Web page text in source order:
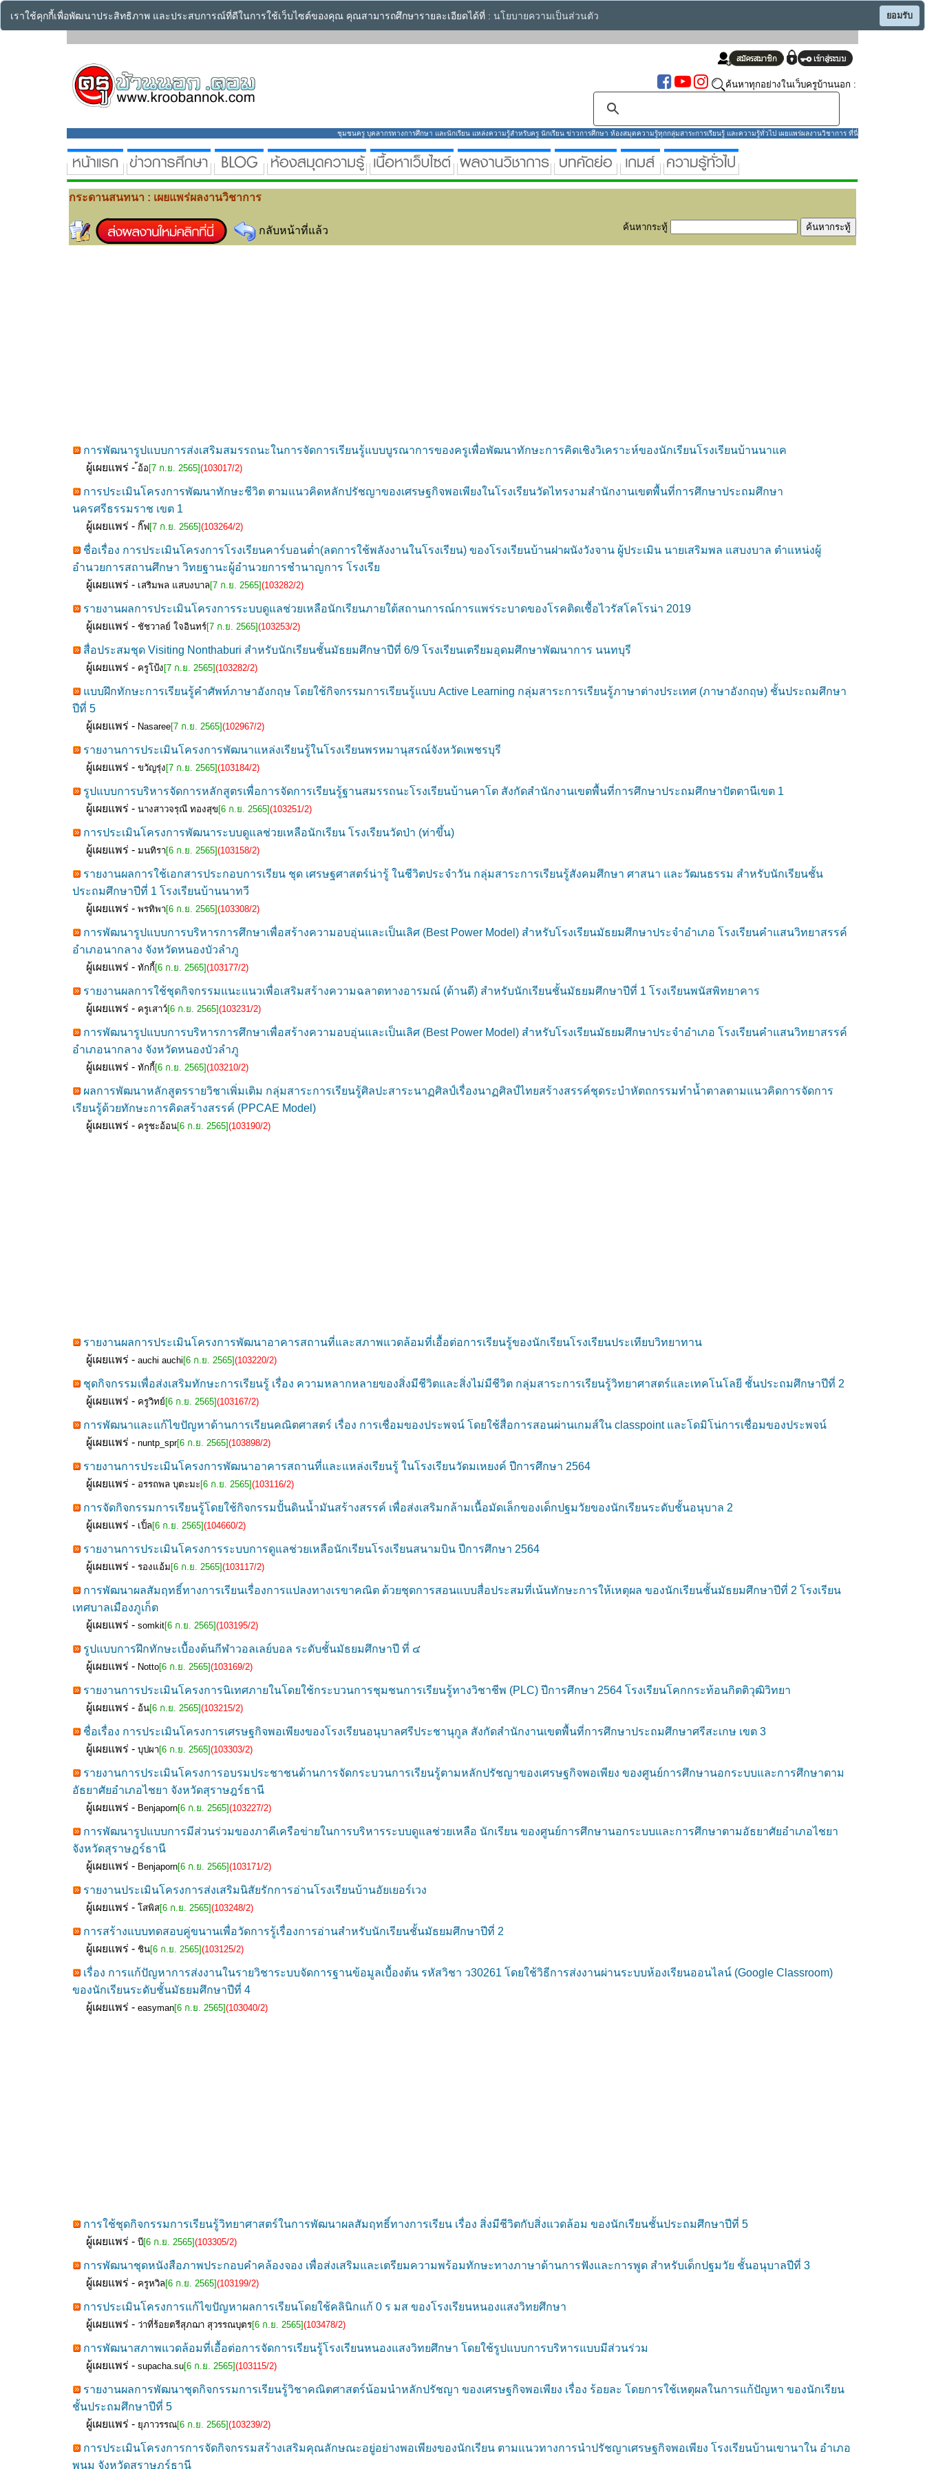
เราใช้คุกกี้เพื่อพัฒนาประสิทธิภาพ และประสบการณ์ที่ดีในการใช้เว็บไซต์ของคุณ คุณสามารถศึกษารายละเอียดได้ที่ : นโยบายความเป็นส่วนตัว ยอมรับ
ค้นหาทุกอย่างในเว็บครูบ้านนอก :
ชุมชนครู บุคลากรทางการศึกษา และนักเรียน แหล่งความรู้สำหรับครู นักเรียน ข่าวการศึกษา ห้องสมุดความรู้ทุกกลุ่มสาระการเรียนรู้ และความรู้ทั่วไป เผยแพร่ผลงานวิชาการ ที่นี่
กระดานสนทนา : เผยแพร่ผลงานวิชาการ
กลับหน้าที่แล้ว ค้นหากระทู้
การพัฒนารูปแบบการส่งเสริมสมรรถนะในการจัดการเรียนรู้แบบบูรณาการของครูเพื่อพัฒนาทักษะการคิดเชิงวิเคราะห์ของนักเรียนโรงเรียนบ้านนาแค
ผู้เผยแพร่ -้อ้อ [7 ก.ย. 2565](103017/2)
การประเมินโครงการพัฒนาทักษะชีวิต ตามแนวคิดหลักปรัชญาของเศรษฐกิจพอเพียงในโรงเรียนวัดไทรงามสำนักงานเขตพื้นที่การศึกษาประถมศึกษา
นครศรีธรรมราช เขต 1
ผู้เผยแพร่ - กิ๊ฟ [7 ก.ย. 2565](103264/2)
ชื่อเรื่อง การประเมินโครงการโรงเรียนคาร์บอนต่ำ(ลดการใช้พลังงานในโรงเรียน) ของโรงเรียนบ้านฝาผนังวังจาน ผู้ประเมิน นายเสริมพล แสบงบาล ตำแหน่งผู้
อำนวยการสถานศึกษา วิทยฐานะผู้อำนวยการชำนาญการ โรงเรีย
ผู้เผยแพร่ - เสริมพล แสบงบาล [7 ก.ย. 2565](103282/2)
รายงานผลการประเมินโครงการระบบดูแลช่วยเหลือนักเรียนภายใต้สถานการณ์การแพร่ระบาดของโรคติดเชื้อไวรัสโคโรน่า 2019
ผู้เผยแพร่ - ชัชวาลย์ ใจอินทร์[7 ก.ย. 2565](103253/2)
สื่อประสมชุด Visiting Nonthaburi สำหรับนักเรียนชั้นมัธยมศึกษาปีที่ 6/9 โรงเรียนเตรียมอุดมศึกษาพัฒนาการ นนทบุรี
ผู้เผยแพร่ - ครูโป้ง [7 ก.ย. 2565](103282/2)
แบบฝึกทักษะการเรียนรู้คำศัพท์ภาษาอังกฤษ โดยใช้กิจกรรมการเรียนรู้แบบ Active Learning กลุ่มสาระการเรียนรู้ภาษาต่างประเทศ (ภาษาอังกฤษ) ชั้นประถมศึกษา
ปีที่ 5
ผู้เผยแพร่ - Nasaree[7 ก.ย. 2565](102967/2)
รายงานการประเมินโครงการพัฒนาแหล่งเรียนรู้ในโรงเรียนพรหมานุสรณ์จังหวัดเพชรบุรี
ผู้เผยแพร่ - ขวัญรุ่ง [7 ก.ย. 2565](103184/2)
รูปแบบการบริหารจัดการหลักสูตรเพื่อการจัดการเรียนรู้ฐานสมรรถนะโรงเรียนบ้านคาโต สังกัดสำนักงานเขตพื้นที่การศึกษาประถมศึกษาปัตตานีเขต 1
ผู้เผยแพร่ - นางสาวจรุณี ทองสุข [6 ก.ย. 2565](103251/2)
การประเมินโครงการพัฒนาระบบดูแลช่วยเหลือนักเรียน โรงเรียนวัดป่า (ท่าขึ้น)
ผู้เผยแพร่ - มนทิรา[6 ก.ย. 2565](103158/2)
รายงานผลการใช้เอกสารประกอบการเรียน ชุด เศรษฐศาสตร์น่ารู้ ในชีวิตประจำวัน กลุ่มสาระการเรียนรู้สังคมศึกษา ศาสนา และวัฒนธรรม สำหรับนักเรียนชั้น
ประถมศึกษาปีที่ 1 โรงเรียนบ้านนาทวี
ผู้เผยแพร่ - พรทิพา[6 ก.ย. 2565](103308/2)
การพัฒนารูปแบบการบริหารการศึกษาเพื่อสร้างความอบอุ่นและเป็นเลิศ (Best Power Model) สำหรับโรงเรียนมัธยมศึกษาประจำอำเภอ โรงเรียนคำแสนวิทยาสรรค์
อำเภอนากลาง จังหวัดหนองบัวลำภู
ผู้เผยแพร่ - ทักกี้ [6 ก.ย. 2565](103177/2)
รายงานผลการใช้ชุดกิจกรรมแนะแนวเพื่อเสริมสร้างความฉลาดทางอารมณ์ (ด้านดี) สำหรับนักเรียนชั้นมัธยมศึกษาปีที่ 1 โรงเรียนพนัสพิทยาคาร
ผู้เผยแพร่ - ครูเสาว์[6 ก.ย. 2565](103231/2)
การพัฒนารูปแบบการบริหารการศึกษาเพื่อสร้างความอบอุ่นและเป็นเลิศ (Best Power Model) สำหรับโรงเรียนมัธยมศึกษาประจำอำเภอ โรงเรียนคำแสนวิทยาสรรค์
อำเภอนากลาง จังหวัดหนองบัวลำภู
ผู้เผยแพร่ - ทักกี้ [6 ก.ย. 2565](103210/2)
ผลการพัฒนาหลักสูตรรายวิชาเพิ่มเติม กลุ่มสาระการเรียนรู้ศิลปะสาระนาฏศิลป์เรื่องนาฏศิลป์ไทยสร้างสรรค์ชุดระบำหัตถกรรมทำน้ำตาลตามแนวคิดการจัดการ
เรียนรู้ด้วยทักษะการคิดสร้างสรรค์ (PPCAE Model)
ผู้เผยแพร่ - ครูชะอ้อน[6 ก.ย. 2565](103190/2)
รายงานผลการประเมินโครงการพัฒนาอาคารสถานที่และสภาพแวดล้อมที่เอื้อต่อการเรียนรู้ของนักเรียนโรงเรียนประเทียบวิทยาทาน
ผู้เผยแพร่ - auchi auchi [6 ก.ย. 2565](103220/2)
ชุดกิจกรรมเพื่อส่งเสริมทักษะการเรียนรู้ เรื่อง ความหลากหลายของสิ่งมีชีวิตและสิ่งไม่มีชีวิต กลุ่มสาระการเรียนรู้วิทยาศาสตร์และเทคโนโลยี ชั้นประถมศึกษาปีที่ 2
ผู้เผยแพร่ - ครูวิทย์ [6 ก.ย. 2565](103167/2)
การพัฒนาและแก้ไขปัญหาด้านการเรียนคณิตศาสตร์ เรื่อง การเชื่อมของประพจน์ โดยใช้สื่อการสอนผ่านเกมส์ใน classpoint และโดมิโน่การเชื่อมของประพจน์
ผู้เผยแพร่ - nuntp_spr[6 ก.ย. 2565](103898/2)
รายงานการประเมินโครงการพัฒนาอาคารสถานที่และแหล่งเรียนรู้ ในโรงเรียนวัดมเหยงค์ ปีการศึกษา 2564
ผู้เผยแพร่ - อรรถพล บุตะมะ [6 ก.ย. 2565](103116/2)
การจัดกิจกรรมการเรียนรู้โดยใช้กิจกรรมปั้นดินน้ำมันสร้างสรรค์ เพื่อส่งเสริมกล้ามเนื้อมัดเล็กของเด็กปฐมวัยของนักเรียนระดับชั้นอนุบาล 2
ผู้เผยแพร่ - เปิ้ล [6 ก.ย. 2565](104660/2)
รายงานการประเมินโครงการระบบการดูแลช่วยเหลือนักเรียนโรงเรียนสนามบิน ปีการศึกษา 2564
ผู้เผยแพร่ - รองแอ้ม [6 ก.ย. 2565](103117/2)
การพัฒนาผลสัมฤทธิ์ทางการเรียนเรื่องการแปลงทางเรขาคณิต ด้วยชุดการสอนแบบสื่อประสมที่เน้นทักษะการให้เหตุผล ของนักเรียนชั้นมัธยมศึกษาปีที่ 2 โรงเรียน
เทศบาลเมืองภูเก็ต
ผู้เผยแพร่ - somkit[6 ก.ย. 2565](103195/2)
รูปแบบการฝึกทักษะเบื้องต้นกีฬาวอลเลย์บอล ระดับชั้นมัธยมศึกษาปี ที่ ๔
ผู้เผยแพร่ - Notto[6 ก.ย. 2565](103169/2)
รายงานการประเมินโครงการนิเทศภายในโดยใช้กระบวนการชุมชนการเรียนรู้ทางวิชาชีพ (PLC) ปีการศึกษา 2564 โรงเรียนโคกกระท้อนกิตติวุฒิวิทยา
ผู้เผยแพร่ - อ้น[6 ก.ย. 2565](103215/2)
ชื่อเรื่อง การประเมินโครงการเศรษฐกิจพอเพียงของโรงเรียนอนุบาลศรีประชานุกูล สังกัดสํานักงานเขตพื้นที่การศึกษาประถมศึกษาศรีสะเกษ เขต 3
ผู้เผยแพร่ - บุปผา[6 ก.ย. 2565](103303/2)
รายงานการประเมินโครงการอบรมประชาชนด้านการจัดกระบวนการเรียนรู้ตามหลักปรัชญาของเศรษฐกิจพอเพียง ของศูนย์การศึกษานอกระบบและการศึกษาตาม
อัธยาศัยอำเภอไชยา จังหวัดสุราษฎร์ธานี
ผู้เผยแพร่ - Benjaporn[6 ก.ย. 2565](103227/2)
การพัฒนารูปแบบการมีส่วนร่วมของภาคีเครือข่ายในการบริหารระบบดูแลช่วยเหลือ นักเรียน ของศูนย์การศึกษานอกระบบและการศึกษาตามอัธยาศัยอำเภอไชยา
จังหวัดสุราษฎร์ธานี
ผู้เผยแพร่ - Benjaporn[6 ก.ย. 2565](103171/2)
รายงานประเมินโครงการส่งเสริมนิสัยรักการอ่านโรงเรียนบ้านอัยเยอร์เวง
ผู้เผยแพร่ - โสพิส[6 ก.ย. 2565](103248/2)
การสร้างแบบทดสอบคู่ขนานเพื่อวัดการรู้เรื่องการอ่านสำหรับนักเรียนชั้นมัธยมศึกษาปีที่ 2
ผู้เผยแพร่ - ชิน[6 ก.ย. 2565](103125/2)
เรื่อง การแก้ปัญหาการส่งงานในรายวิชาระบบจัดการฐานข้อมูลเบื้องต้น รหัสวิชา ว30261 โดยใช้วิธีการส่งงานผ่านระบบห้องเรียนออนไลน์ (Google Classroom)
ของนักเรียนระดับชั้นมัธยมศึกษาปีที่ 4
ผู้เผยแพร่ - easyman[6 ก.ย. 2565](103040/2)
การใช้ชุดกิจกรรมการเรียนรู้วิทยาศาสตร์ในการพัฒนาผลสัมฤทธิ์ทางการเรียน เรื่อง สิ่งมีชีวิตกับสิ่งแวดล้อม ของนักเรียนชั้นประถมศึกษาปีที่ 5
ผู้เผยแพร่ - บี[6 ก.ย. 2565](103305/2)
การพัฒนาชุดหนังสือภาพประกอบคำคล้องจอง เพื่อส่งเสริมและเตรียมความพร้อมทักษะทางภาษาด้านการฟังและการพูด สำหรับเด็กปฐมวัย ชั้นอนุบาลปีที่ 3
ผู้เผยแพร่ - ครูหวิล [6 ก.ย. 2565](103199/2)
การประเมินโครงการแก้ไขปัญหาผลการเรียนโดยใช้คลินิกแก้ 0 ร มส ของโรงเรียนหนองแสงวิทยศึกษา
ผู้เผยแพร่ - ว่าที่ร้อยตรีสุภฌา สุวรรณบุตร[6 ก.ย. 2565](103478/2)
การพัฒนาสภาพแวดล้อมที่เอื้อต่อการจัดการเรียนรู้โรงเรียนหนองแสงวิทยศึกษา โดยใช้รูปแบบการบริหารแบบมีส่วนร่วม
ผู้เผยแพร่ - supacha.su[6 ก.ย. 2565](103115/2)
รายงานผลการพัฒนาชุดกิจกรรมการเรียนรู้วิชาคณิตศาสตร์น้อมนำหลักปรัชญา ของเศรษฐกิจพอเพียง เรื่อง ร้อยละ โดยการใช้เหตุผลในการแก้ปัญหา ของนักเรียน
ชั้นประถมศึกษาปีที่ 5
ผู้เผยแพร่ - ยุภาวรรณ[6 ก.ย. 2565](103239/2)
การประเมินโครงการการจัดกิจกรรมสร้างเสริมคุณลักษณะอยู่อย่างพอเพียงของนักเรียน ตามแนวทางการนำปรัชญาเศรษฐกิจพอเพียง โรงเรียนบ้านเขานาใน อำเภอ
พนม จังหวัดสุราษฎร์ธานี